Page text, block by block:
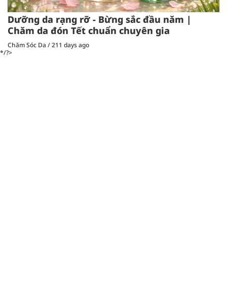
Dưỡng da rạng rỡ - Bừng sắc đầu năm |
Chăm da đón Tết chuẩn chuyên gia
Chăm Sóc Da /211 days ago
*/?>